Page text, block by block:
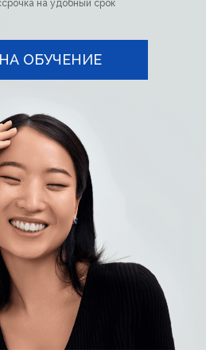
на удобный срок
ОБУЧЕНИЕ